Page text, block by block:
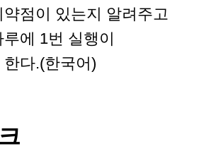
약점이 있는지 알려주고
에 1번 실행이
다.(한국어)